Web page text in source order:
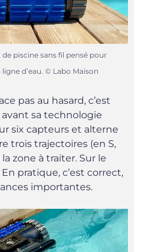
piscine sans fil pensé pour
d’eau. © Labo Maison
pas au hasard, c’est
sa technologie
six capteurs et alterne
trois trajectoires (en S,
zone à traiter. Sur le
pratique, c’est correct,
importantes.